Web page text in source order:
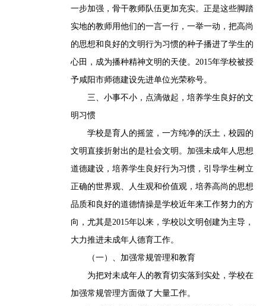
一步加强，骨干教师队伍更加充实。正是这些脚踏
实地的教师用他们的一言一行，一举一动，把高尚
的思想和良好的文明行为习惯的种子播进了学生的
心田，成为播种精神文明的天使。2015年学校被授
予咸阳市师德建设先进单位光荣称号。
三、小事不小，点滴做起，培养学生良好的文
明习惯
学校是育人的摇篮，一方纯净的沃土，校园的
文明直接折射出的是社会文明。加强未成年人思想
道德建设，培养学生良好行为习惯，引导学生树立
正确的世界观、人生观和价值观，培养高尚的思想
品质和良好的道德情操是学校近年来工作努力的方
向，尤其是2015年以来，学校以文明创建为主导，
大力推进未成年人德育工作。
（一）、加强常规管理和教育
为把对未成年人的教育切实落到实处，学校在
加强常规管理方面做了大量工作。